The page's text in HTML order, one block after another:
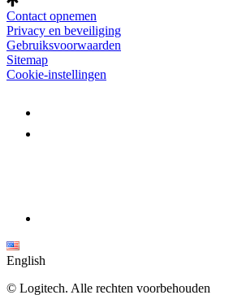
Contact opnemen
Privacy en beveiliging
Gebruiksvoorwaarden
Sitemap
Cookie-instellingen
English
© Logitech. Alle rechten voorbehouden